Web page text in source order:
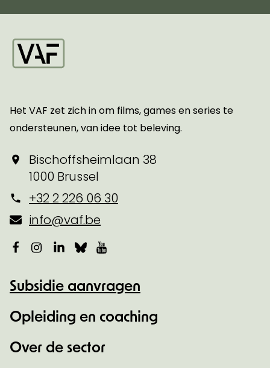
Het VAF zet zich in om films, games en series te
ondersteunen, van idee tot beleving.
Bischoffsheimlaan 38
1000 Brussel
+32 2 226 06 30
info@vaf.be
Facebook
Instagram
LinkedIn
Bluesky
Subsidie aanvragen
Opleiding en coaching
Over de sector